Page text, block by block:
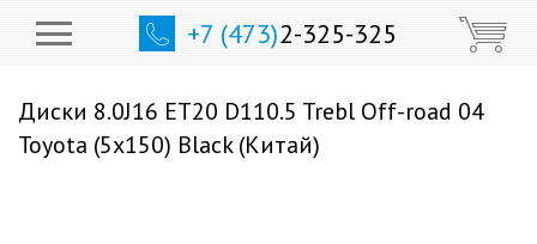
+7 (473)2-325-325
Диски 8.0J16 ET20 D110.5 Trebl Off-road 04
Toyota (5x150) Black (Китай)